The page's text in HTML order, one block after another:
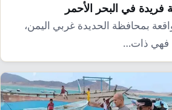
في البحر الأحمر
بمحافظة الحديدة غربي اليمن،
فهي ذات…